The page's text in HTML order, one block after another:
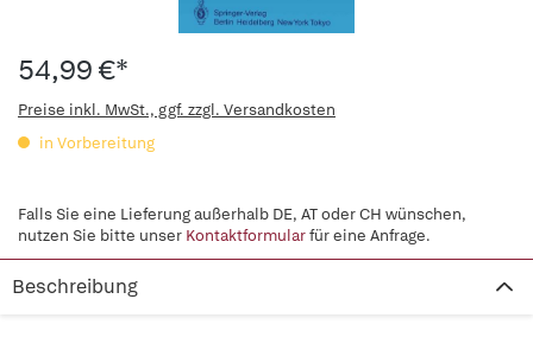
54,99 €*
Preise inkl. MwSt., ggf. zzgl. Versandkosten
in Vorbereitung
Falls Sie eine Lieferung außerhalb DE, AT oder CH wünschen,
nutzen Sie bitte unser Kontaktformularfür eine Anfrage.
Beschreibung